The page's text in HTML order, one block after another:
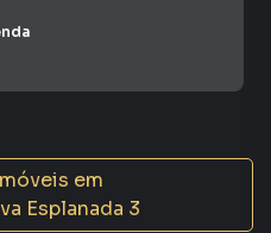
em
Esplanada 3